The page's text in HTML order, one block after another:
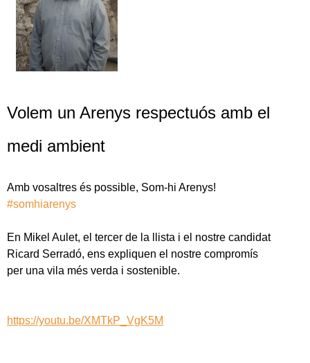
Volem un Arenys respectuós amb el
medi ambient
Amb vosaltres és possible, Som-hi Arenys!
#somhiarenys
En Mikel Aulet, el tercer de la llista i el nostre candidat
Ricard Serradó, ens expliquen el nostre compromís
per una vila més verda i sostenible.
https://youtu.be/XMTkP_VgK5M